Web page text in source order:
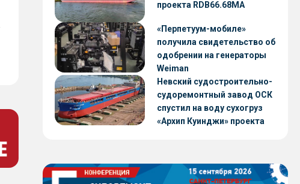
проекта RDB66.68МА
«Перпетуум-мобиле»
получила свидетельство об
одобрении на генераторы
Weiman
Невский судостроительно-
судоремонтный завод ОСК
спустил на воду сухогруз
«Архип Куинджи» проекта